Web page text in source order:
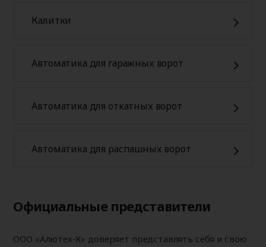
Калитки
Автоматика для гаражных ворот
Автоматика для откатных ворот
Автоматика для распашных ворот
Официальные представители
ООО «Алютех‑К» доверяет представлять себя и свою